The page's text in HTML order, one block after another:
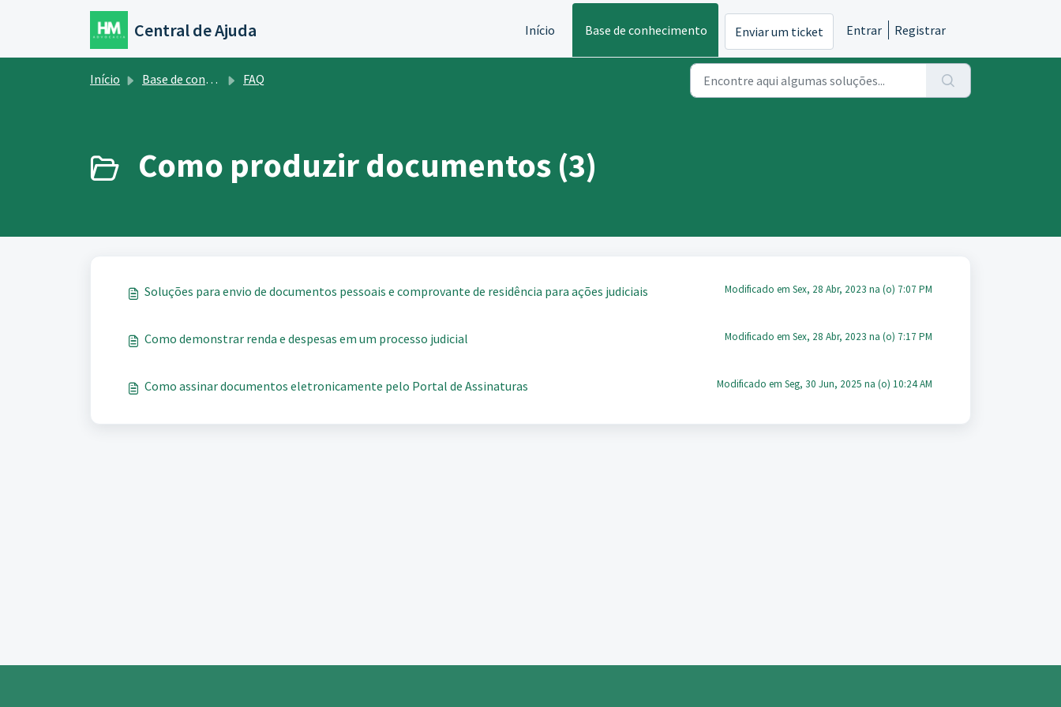
Ir para o conteúdo principal
Central de Ajuda Início Base de conhecimento Enviar um ticket Entrar Registrar
Início Base de conhecimento FAQ
Como produzir documentos (3)
Soluções para envio de documentos pessoais e comprovante de residência para ações judiciais Modificado em Sex, 28 Abr, 2023 na (o) 7:07 PM
Como demonstrar renda e despesas em um processo judicial Modificado em Sex, 28 Abr, 2023 na (o) 7:17 PM
Como assinar documentos eletronicamente pelo Portal de Assinaturas Modificado em Seg, 30 Jun, 2025 na (o) 10:24 AM